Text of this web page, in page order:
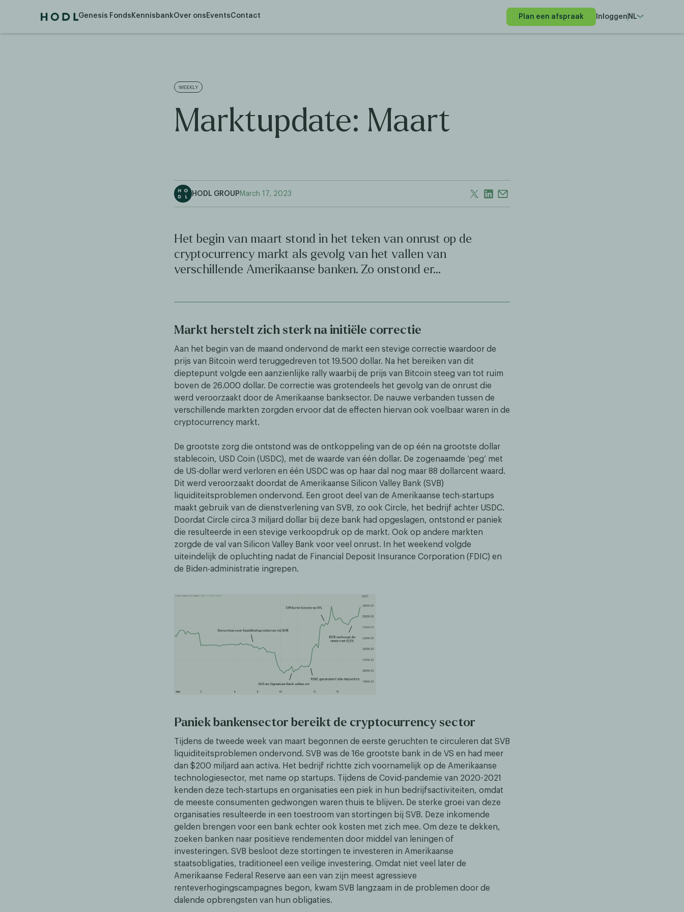
Genesis Fonds KennisbankOver ons EventsContact Plan een afspraak Inloggen NL
WEEKLY
Marktupdate: Maart
HODL GROUP March 17, 2023
Het begin van maart stond in het teken van onrust op de
cryptocurrency markt als gevolg van het vallen van
verschillende Amerikaanse banken. Zo onstond er…
Markt herstelt zich sterk na initiële correctie
Aan het begin van de maand ondervond de markt een stevige correctie waardoor de
prijs van Bitcoin werd teruggedreven tot 19.500 dollar. Na het bereiken van dit
dieptepunt volgde een aanzienlijke rally waarbij de prijs van Bitcoin steeg van tot ruim
boven de 26.000 dollar. De correctie was grotendeels het gevolg van de onrust die
werd veroorzaakt door de Amerikaanse banksector. De nauwe verbanden tussen de
verschillende markten zorgden ervoor dat de effecten hiervan ook voelbaar waren in de
cryptocurrency markt.
De grootste zorg die ontstond was de ontkoppeling van de op één na grootste dollar
stablecoin, USD Coin (USDC), met de waarde van één dollar. De zogenaamde ‘peg’ met
de US-dollar werd verloren en één USDC was op haar dal nog maar 88 dollarcent waard.
Dit werd veroorzaakt doordat de Amerikaanse Silicon Valley Bank (SVB)
liquiditeitsproblemen ondervond. Een groot deel van de Amerikaanse tech-startups
maakt gebruik van de dienstverlening van SVB, zo ook Circle, het bedrijf achter USDC.
Doordat Circle circa 3 miljard dollar bij deze bank had opgeslagen, ontstond er paniek
die resulteerde in een stevige verkoopdruk op de markt. Ook op andere markten
zorgde de val van Silicon Valley Bank voor veel onrust. In het weekend volgde
uiteindelijk de opluchting nadat de Financial Deposit Insurance Corporation (FDIC) en
de Biden-administratie ingrepen.
Paniek bankensector bereikt de cryptocurrency sector
Tijdens de tweede week van maart begonnen de eerste geruchten te circuleren dat SVB
liquiditeitsproblemen ondervond. SVB was de 16e grootste bank in de VS en had meer
dan $200 miljard aan activa. Het bedrijf richtte zich voornamelijk op de Amerikaanse
technologiesector, met name op startups. Tijdens de Covid-pandemie van 2020-2021
kenden deze tech-startups en organisaties een piek in hun bedrijfsactiviteiten, omdat
de meeste consumenten gedwongen waren thuis te blijven. De sterke groei van deze
organisaties resulteerde in een toestroom van stortingen bij SVB. Deze inkomende
gelden brengen voor een bank echter ook kosten met zich mee. Om deze te dekken,
zoeken banken naar positieve rendementen door middel van leningen of
investeringen. SVB besloot deze stortingen te investeren in Amerikaanse
staatsobligaties, traditioneel een veilige investering. Omdat niet veel later de
Amerikaanse Federal Reserve aan een van zijn meest agressieve
renteverhogingscampagnes begon, kwam SVB langzaam in de problemen door de
dalende opbrengsten van hun obligaties.